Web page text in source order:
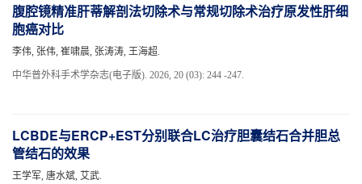
腹腔镜精准肝蒂解剖法切除术与常规切除术治疗原发性肝细
胞癌对比
李伟, 张伟, 崔啸晨, 张涛涛, 王海超.
中华普外科手术学杂志(电子版). 2026, 20 (03): 244 -247.
LCBDE与ERCP+EST分别联合LC治疗胆囊结石合并胆总
管结石的效果
王学军, 唐水斌, 艾武.